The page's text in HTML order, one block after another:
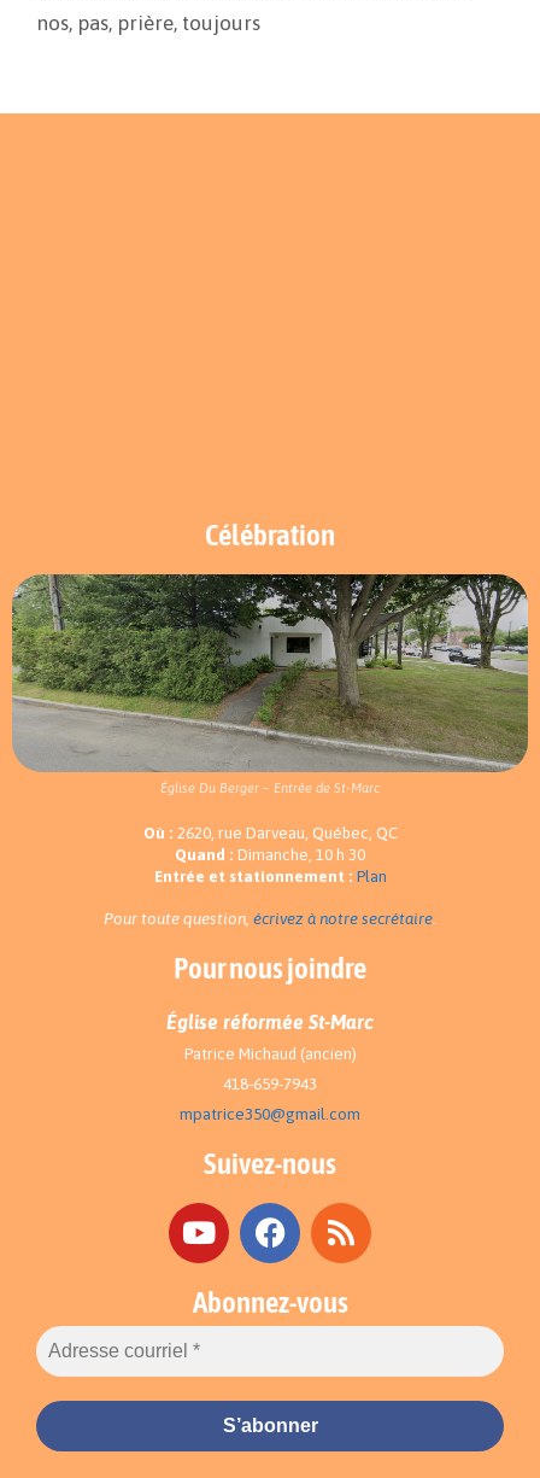
nos, pas, prière, toujours
Célébration
Église Du Berger – Entrée de St-Marc
Où : 2620, rue Darveau, Québec, QC
Quand : Dimanche, 10 h 30
Entrée et stationnement : Plan
Pour toute question, écrivez à notre secrétaire.
Pour nous joindre
Église réformée St-Marc
Patrice Michaud (ancien)
418-659-7943
mpatrice350@gmail.com
Suivez-nous
Abonnez-vous